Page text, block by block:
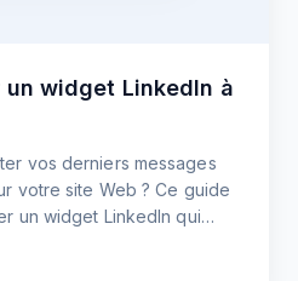
widget LinkedIn à
vos derniers messages
votre site Web ? Ce guide
un widget LinkedIn qui